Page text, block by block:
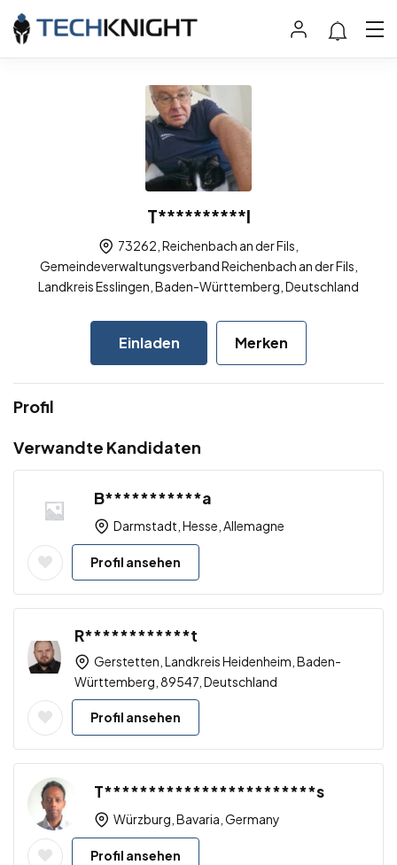
T**********l
73262, Reichenbach an der Fils,
Gemeindeverwaltungsverband Reichenbach an der Fils,
Landkreis Esslingen, Baden-Württemberg, Deutschland
Einladen Merken
Profil
Verwandte Kandidaten
B***********a
Darmstadt, Hesse, Allemagne
Profil ansehen
R************t
Gerstetten, Landkreis Heidenheim, Baden-
Württemberg, 89547, Deutschland
Profil ansehen
T************************s
Würzburg, Bavaria, Germany
Profil ansehen